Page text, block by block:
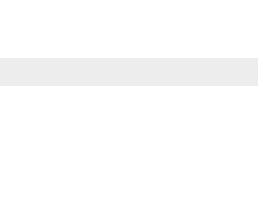
川味麻辣等精選料理，成為提